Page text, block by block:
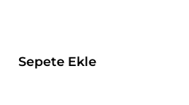
Sepete Ekle